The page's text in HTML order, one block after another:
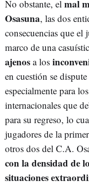
No obstante, el mal
Osasuna, las dos
consecuencias que
marco de una
ajenos a los
en cuestión se
especialmente para
internacionales que
para su regreso, lo
jugadores de la
otros dos del C.A.
con la densidad de
situaciones